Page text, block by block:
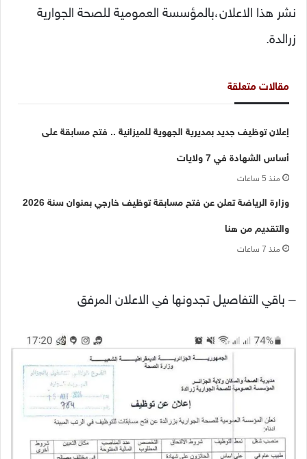
نشر هذا الاعلان،بالمؤسسة العمومية للصحة الجوارية
زرالدة.
مقالات متعلقة
إعلان توظيف جديد بمديرية الجهوية للميزانية .. فتح مسابقة على
أساس الشهادة في 7 ولايات
منذ 5 ساعات
وزارة الرياضة تعلن عن فتح مسابقة توظيف خارجي بعنوان سنة 2026
والتقديم من هنا
منذ 7 ساعات
– باقي التفاصيل تجدونها في الاعلان المرفق